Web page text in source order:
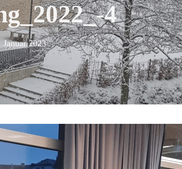
4
Januar 2023